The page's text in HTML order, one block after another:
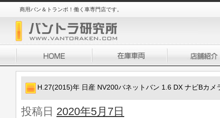
商用バン＆トランポ！働く車専門店です。
H.27(2015)年 日産 NV200バネットバン 1.6 DX ナビBカメ
投稿日 2020年5月7日